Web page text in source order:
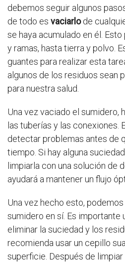
debemos seguir algunos
de todo es vaciarlode
se haya acumulado en él.
y ramas, hasta tierra y polvo.
guantes para realizar esta
algunos de los residuos sean
para nuestra salud.
Una vez vaciado el sumidero,
las tuberías y las conexiones.
detectar problemas antes de
tiempo. Si hay alguna
limpiarla con una solución de
ayudará a mantener un flujo
Una vez hecho esto,
sumidero en sí. Es importante
eliminar la suciedad y los
recomienda usar un cepillo
superficie. Después de